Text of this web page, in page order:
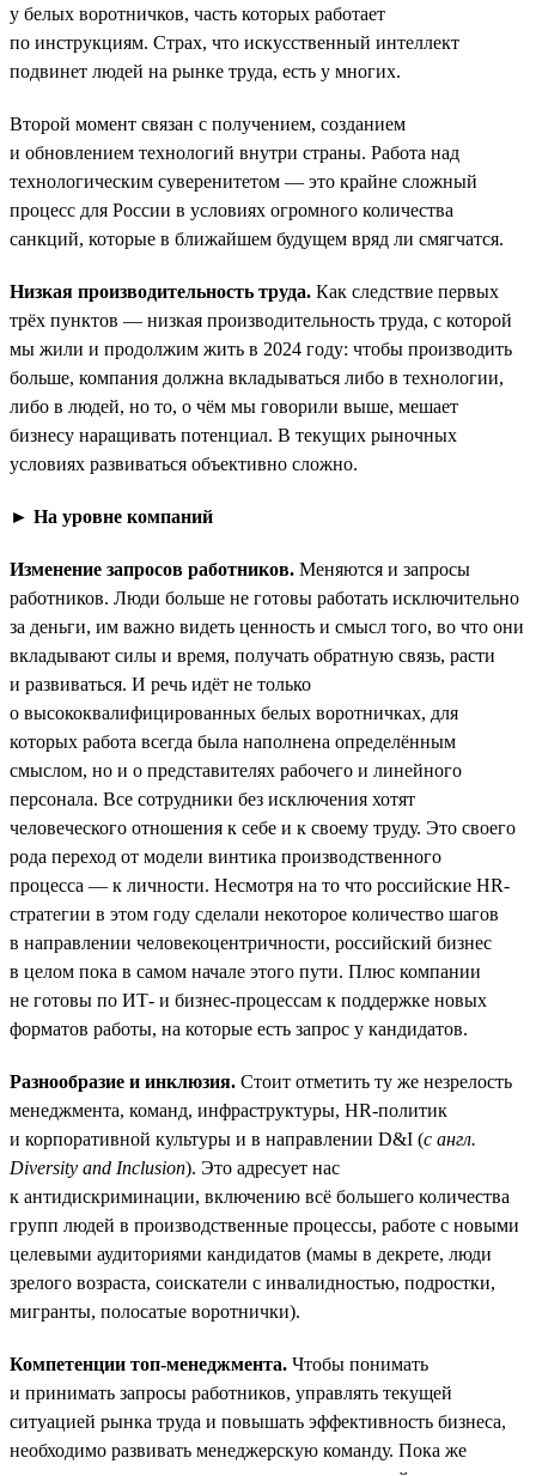
у белых воротничков, часть которых работает
по инструкциям. Страх, что искусственный интеллект
подвинет людей на рынке труда, есть у многих.
Второй момент связан с получением, созданием
и обновлением технологий внутри страны. Работа над
технологическим суверенитетом — это крайне сложный
процесс для России в условиях огромного количества
санкций, которые в ближайшем будущем вряд ли смягчатся.
Низкая производительность труда. Как следствие первых
трёх пунктов — низкая производительность труда, с которой
мы жили и продолжим жить в 2024 году: чтобы производить
больше, компания должна вкладываться либо в технологии,
либо в людей, но то, о чём мы говорили выше, мешает
бизнесу наращивать потенциал. В текущих рыночных
условиях развиваться объективно сложно.
► На уровне компаний
Изменение запросов работников. Меняются и запросы
работников. Люди больше не готовы работать исключительно
за деньги, им важно видеть ценность и смысл того, во что они
вкладывают силы и время, получать обратную связь, расти
и развиваться. И речь идёт не только
о высококвалифицированных белых воротничках, для
которых работа всегда была наполнена определённым
смыслом, но и о представителях рабочего и линейного
персонала. Все сотрудники без исключения хотят
человеческого отношения к себе и к своему труду. Это своего
рода переход от модели винтика производственного
процесса — к личности. Несмотря на то что российские HR-
стратегии в этом году сделали некоторое количество шагов
в направлении человекоцентричности, российский бизнес
в целом пока в самом начале этого пути. Плюс компании
не готовы по ИТ- и бизнес-процессам к поддержке новых
форматов работы, на которые есть запрос у кандидатов.
Разнообразие и инклюзия. Стоит отметить ту же незрелость
менеджмента, команд, инфраструктуры, HR-политик
и корпоративной культуры и в направлении D&I (с англ.
Diversity and Inclusion). Это адресует нас
к антидискриминации, включению всё большего количества
групп людей в производственные процессы, работе с новыми
целевыми аудиториями кандидатов (мамы в декрете, люди
зрелого возраста, соискатели с инвалидностью, подростки,
мигранты, полосатые воротнички).
Компетенции топ-менеджмента. Чтобы понимать
и принимать запросы работников, управлять текущей
ситуацией рынка труда и повышать эффективность бизнеса,
необходимо развивать менеджерскую команду. Пока же